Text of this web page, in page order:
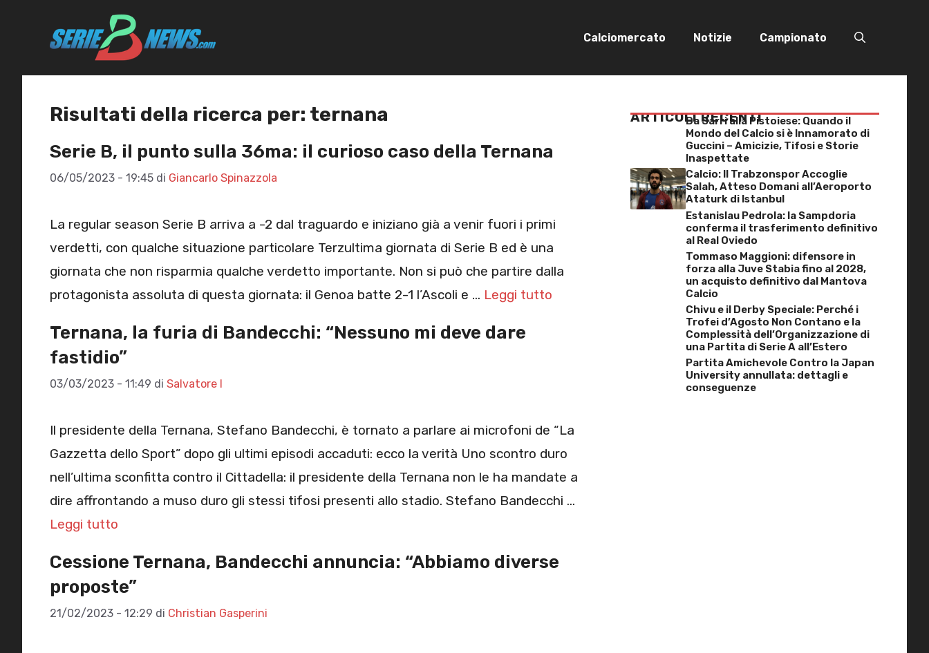
Calciomercato Notizie Campionato
Risultati della ricerca per: ternana
Serie B, il punto sulla 36ma: il curioso caso della Ternana
06/05/2023 - 19:45 di Giancarlo Spinazzola
La regular season Serie B arriva a -2 dal traguardo e iniziano già a venir fuori i primi
verdetti, con qualche situazione particolare Terzultima giornata di Serie B ed è una
giornata che non risparmia qualche verdetto importante. Non si può che partire dalla
protagonista assoluta di questa giornata: il Genoa batte 2-1 l’Ascoli e … Leggi tutto
Ternana, la furia di Bandecchi: “Nessuno mi deve dare
fastidio”
03/03/2023 - 11:49 di Salvatore I
Il presidente della Ternana, Stefano Bandecchi, è tornato a parlare ai microfoni de “La
Gazzetta dello Sport” dopo gli ultimi episodi accaduti: ecco la verità Uno scontro duro
nell’ultima sconfitta contro il Cittadella: il presidente della Ternana non le ha mandate a
dire affrontando a muso duro gli stessi tifosi presenti allo stadio. Stefano Bandecchi …
Leggi tutto
Cessione Ternana, Bandecchi annuncia: “Abbiamo diverse
proposte”
21/02/2023 - 12:29 di Christian Gasperini
ARTICOLI RECENTI
Da Sarri alla Pistoiese: Quando il
Mondo del Calcio si è Innamorato di
Guccini – Amicizie, Tifosi e Storie
Inaspettate
Calcio: Il Trabzonspor Accoglie
Salah, Atteso Domani all’Aeroporto
Ataturk di Istanbul
Estanislau Pedrola: la Sampdoria
conferma il trasferimento definitivo
al Real Oviedo
Tommaso Maggioni: difensore in
forza alla Juve Stabia fino al 2028,
un acquisto definitivo dal Mantova
Calcio
Chivu e il Derby Speciale: Perché i
Trofei d’Agosto Non Contano e la
Complessità dell’Organizzazione di
una Partita di Serie A all’Estero
Partita Amichevole Contro la Japan
University annullata: dettagli e
conseguenze